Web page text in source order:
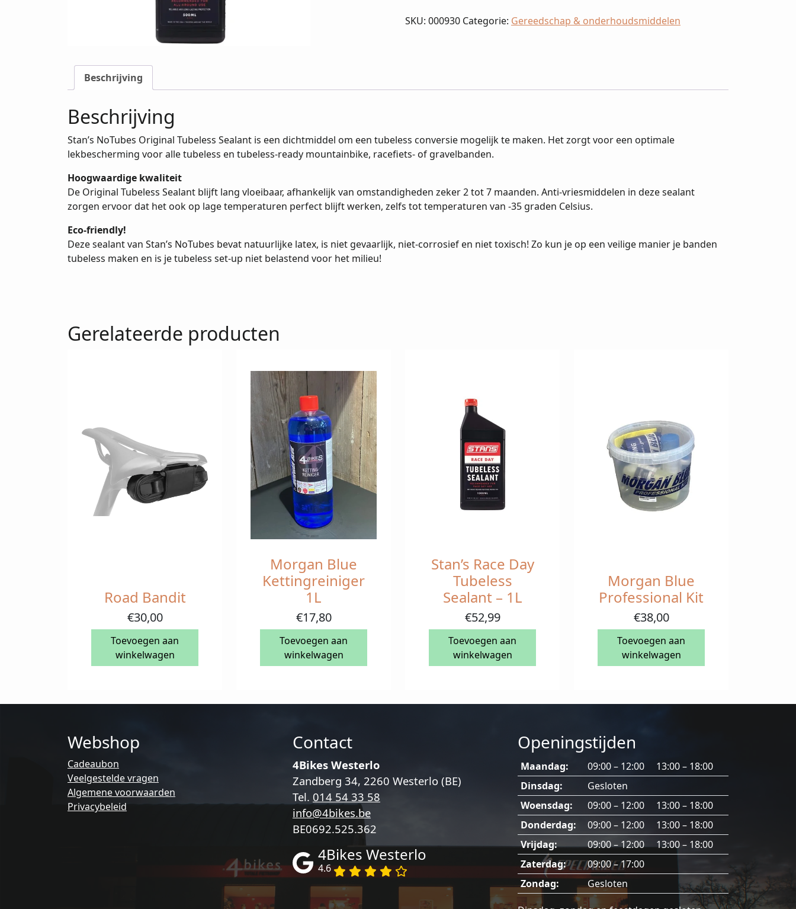
Sealant
SKU: 000930 Categorie: Gereedschap & onderhoudsmiddelen
Beschrijving
Beschrijving
Stan’s NoTubes Original Tubeless Sealant is een dichtmiddel om een tubeless conversie mogelijk te maken. Het zorgt voor een optimale
lekbescherming voor alle tubeless en tubeless-ready mountainbike, racefiets- of gravelbanden.
Hoogwaardige kwaliteit
De Original Tubeless Sealant blijft lang vloeibaar, afhankelijk van omstandigheden zeker 2 tot 7 maanden. Anti-vriesmiddelen in deze sealant
zorgen ervoor dat het ook op lage temperaturen perfect blijft werken, zelfs tot temperaturen van -35 graden Celsius.
Eco-friendly!
Deze sealant van Stan’s NoTubes bevat natuurlijke latex, is niet gevaarlijk, niet-corrosief en niet toxisch! Zo kun je op een veilige manier je banden
tubeless maken en is je tubeless set-up niet belastend voor het milieu!
Gerelateerde producten
Road Bandit
€30,00
Toevoegen aan
winkelwagen
Morgan Blue
Kettingreiniger
1L
€17,80
Toevoegen aan
winkelwagen
Stan’s Race Day
Tubeless
Sealant – 1L
€52,99
Toevoegen aan
winkelwagen
Morgan Blue
Professional Kit
€38,00
Toevoegen aan
winkelwagen
Webshop
Cadeaubon
Veelgestelde vragen
Algemene voorwaarden
Privacybeleid
Contact
4Bikes Westerlo
Zandberg 34, 2260 Westerlo (BE)
Tel. 014 54 33 58
info@4bikes.be
BE0692.525.362
4Bikes Westerlo
4.6
Openingstijden
Maandag:
09:00 – 12:00 13:00 – 18:00
Dinsdag:
Gesloten
Woensdag:
09:00 – 12:00 13:00 – 18:00
Donderdag:
09:00 – 12:00 13:00 – 18:00
Vrijdag:
09:00 – 12:00 13:00 – 18:00
Zaterdag:
09:00 – 17:00
Zondag:
Gesloten